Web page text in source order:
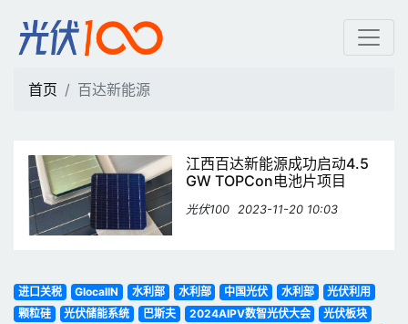
百达新能源 | 光伏100
首页 百达新能源
江西百达新能源成功启动4.5
GW TOPCon电池片项目
光伏100 2023-11-20 10:03
进口关税 GlocalIN 水利部 水利部 中国光伏 水利部
光伏利用
颗粒硅
光伏储能系统 巴斯夫 2024AIPV数智光伏大会
光伏板块